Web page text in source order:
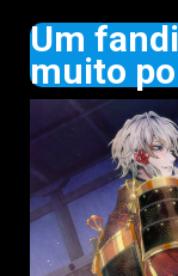
Um
muito